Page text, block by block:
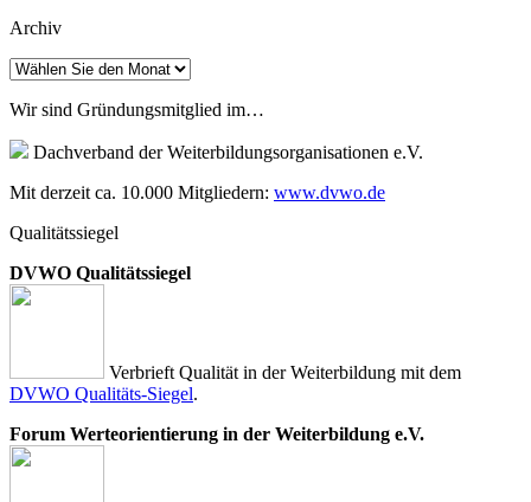
Archiv
Archiv
Wir sind Gründungsmitglied im…
Dachverband der Weiterbildungsorganisationen e.V.
Mit derzeit ca. 10.000 Mitgliedern: www.dvwo.de
Qualitätssiegel
DVWO Qualitätssiegel
Verbrieft Qualität in der Weiterbildung mit dem
DVWO Qualitäts-Siegel.
Forum Werteorientierung in der Weiterbildung e.V.